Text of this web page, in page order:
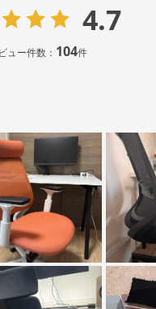
4.7
ュー件数： 104件